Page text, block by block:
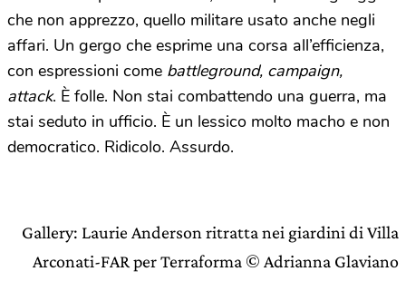
che non apprezzo, quello militare usato anche negli
affari. Un gergo che esprime una corsa all’efficienza,
con espressioni come battleground, campaign,
attack. È folle. Non stai combattendo una guerra, ma
stai seduto in ufficio. È un lessico molto macho e non
democratico. Ridicolo. Assurdo.
Gallery: Laurie Anderson ritratta nei giardini di Villa
Arconati-FAR per Terraforma © Adrianna Glaviano